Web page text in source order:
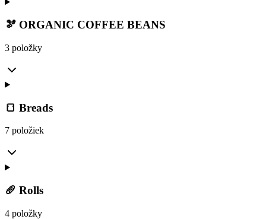
🫘 ORGANIC COFFEE BEANS
3 položky
🍞 Breads
7 položiek
🥖 Rolls
4 položky